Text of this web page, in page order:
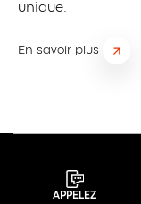
unique.
En savoir plus
APPELEZ